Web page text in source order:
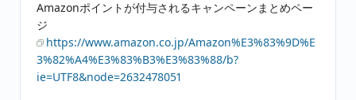
Amazonポイントが付与されるキャンペーンまとめペー
ジ
https://www.amazon.co.jp/Amazon%E3%83%9D%E
3%82%A4%E3%83%B3%E3%83%88/b?
ie=UTF8&node=2632478051